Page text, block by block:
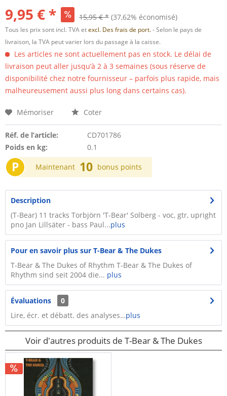
9,95 € * 15,95 € * (37,62% économisé)
Tous les prix sont incl. TVA etexcl. Des frais de port.- Selon le pays de
livraison, la TVA peut varier lors du passage à la caisse.
Les articles ne sont actuellement pas en stock. Le délai de
livraison peut aller jusqu’à 2 à 3 semaines (sous réserve de
disponibilité chez notre fournisseur – parfois plus rapide, mais
malheureusement aussi plus long dans certains cas).
Mémoriser Coter
Réf. de l’article:
CD701786
Poids en kg:
0.1
P Maintenant 10 bonus points
Description
(T-Bear) 11 tracks Torbjörn 'T-Bear' Solberg - voc, gtr, upright
pno Jan Lillsäter - bass Paul...plus
Pour en savoir plus sur T-Bear & The Dukes
T-Bear & The Dukes of Rhythm T-Bear & The Dukes of
Rhythm sind seit 2004 die... plus
Évaluations
0
Lire, écr. et débatt. des analyses…plus
Voir d'autres produits de T-Bear & The Dukes